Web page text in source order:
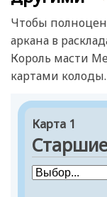
Чтобы
аркана в
Король масти
картами колоды.
Карта 1